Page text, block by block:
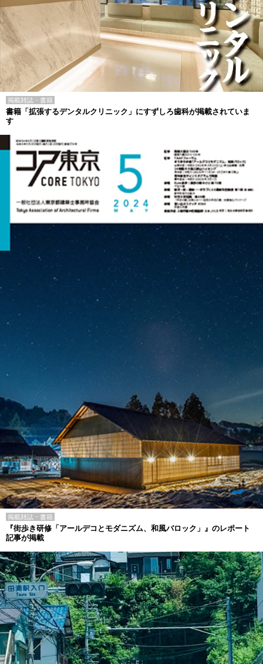
掲載雑誌・書籍
書籍「拡張するデンタルクリニック」にすずしろ歯科が掲載されていま
す
掲載雑誌・書籍
『街歩き研修「アールデコとモダニズム、和風バロック」』のレポート
記事が掲載